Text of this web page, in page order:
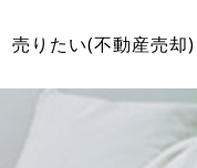
売りたい(不動産売却)